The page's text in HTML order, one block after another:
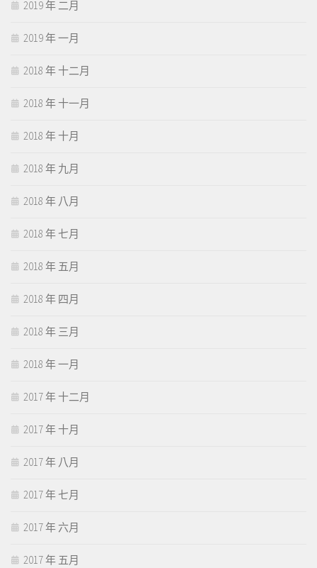
2019 年 二月
2019 年 一月
2018 年 十二月
2018 年 十一月
2018 年 十月
2018 年 九月
2018 年 八月
2018 年 七月
2018 年 五月
2018 年 四月
2018 年 三月
2018 年 一月
2017 年 十二月
2017 年 十月
2017 年 八月
2017 年 七月
2017 年 六月
2017 年 五月